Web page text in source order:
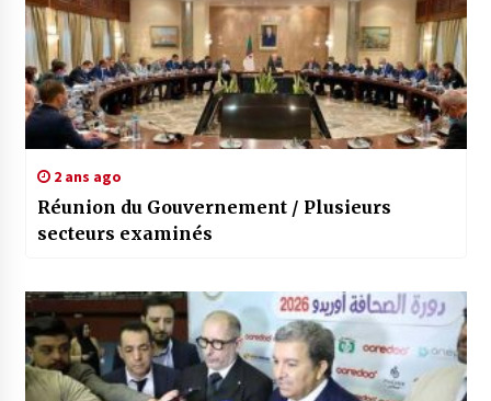
2 ans ago
Réunion du Gouvernement / Plusieurs
secteurs examinés